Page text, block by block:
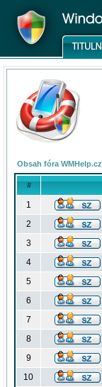
Obsah fóra WMHelp.cz
#
1
2
3
4
5
6
7
8
9
10